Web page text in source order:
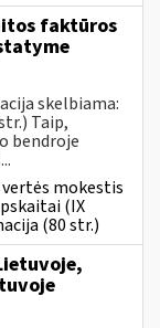
faktūros
skelbiama:
Taip,
bendroje
mokestis
(IX
(80 str.)